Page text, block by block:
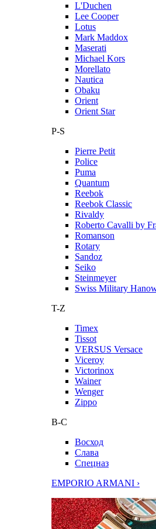
L'Duchen
Lee Cooper
Lotus
Mark Maddox
Maserati
Michael Kors
Morellato
Nautica
Obaku
Orient
Orient Star
P-S
Pierre Petit
Police
Puma
Quantum
Reebok
Reebok Classic
Rivaldy
Roberto Cavalli by
Romanson
Rotary
Sandoz
Seiko
Steinmeyer
Swiss Military
T-Z
Timex
Tissot
VERSUS Versace
Viceroy
Victorinox
Wainer
Wenger
Zippo
В-С
Восход
Слава
Спецназ
EMPORIO ARMANI ›